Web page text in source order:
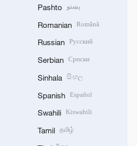
Pashto پښتو
Romanian Română
Russian Русский
Serbian Српски
Sinhala සිංහල
Spanish Español
Swahili Kiswahili
Tamil தமிழ்